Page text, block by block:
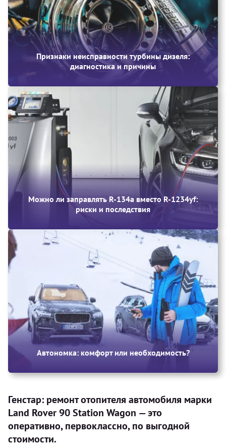
Признаки неисправности турбины дизеля:
диагностика и причины
Можно ли заправлять R-134a вместо R-1234yf:
риски и последствия
Автономка: комфорт или необходимость?
Генстар: ремонт отопителя автомобиля марки
Land Rover 90 Station Wagon — это
оперативно, первоклассно, по выгодной
стоимости.